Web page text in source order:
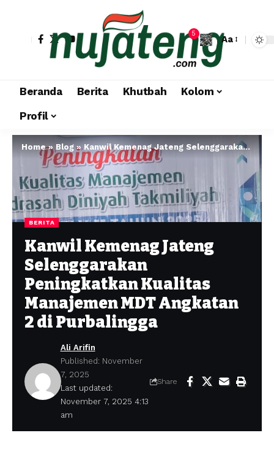
5
Aa
Beranda Berita Khutbah
Kolom
Profil
Home» Blog»Kanwil Kemenag Jateng Selenggarakan Peningkatkan Kualitas Manajemen MDT Angkatan 2 di Purbalingga
BERITA
Kanwil Kemenag Jateng
Selenggarakan
Peningkatkan Kualitas
Manajemen MDT Angkatan
2 di Purbalingga
Last updated:
November 7, 2025 4:13
am
Ali Arifin
Published: November
7, 2025
Share